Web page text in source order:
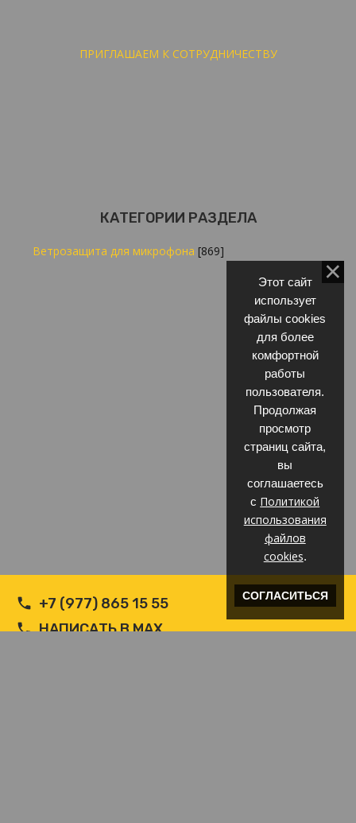
ПРИГЛАШАЕМ К СОТРУДНИЧЕСТВУ
КАТЕГОРИИ РАЗДЕЛА
Ветрозащита для микрофона [869]
+7 (977) 865 15 55
НАПИСАТЬ В MAX
Этот сайт
использует
файлы cookies
для более
комфортной
работы
пользователя.
Продолжая
просмотр
страниц сайта,
вы
соглашаетесь
с Политикой
использования
файлов
cookies.
СОГЛАСИТЬСЯ